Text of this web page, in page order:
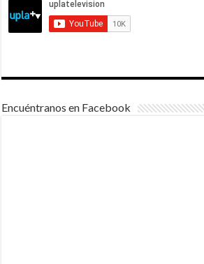
Encuéntranos en Facebook